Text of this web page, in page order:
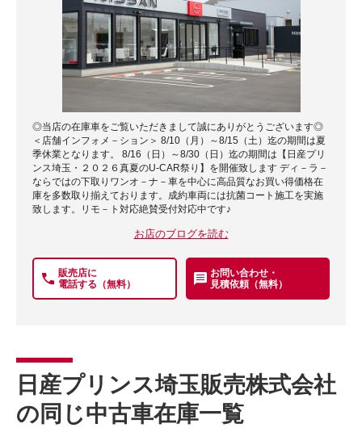
◎当店の在庫車をご覧いただきまして誠にありがとうございます◎
＜店舗インフォメ－ション＞ 8/10（月）～8/15（土）迄の期間は夏
季休業となります。 8/16（日）～8/30（日）迄の期間は【日産プリ
ンス埼玉・２０２６真夏のU-CAR祭り】を開催致します ディ－ラ－
ならではの下取りワンオ－ナ－車を中心に高品質なお買い得価格在
庫を多数取り揃えております。成約車両には抗菌コート施工を実施
致します。リモ－ト対応絶賛受付対応中です♪
お店のブログを読む
販売店に
電話する（無料）
お問い合わせ・
見積依頼（無料）
日産プリンス埼玉販売株式会社
の同じ中古車在庫一覧